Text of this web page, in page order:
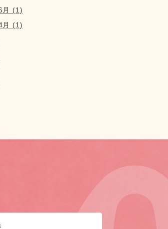
月 (1)
月 (1)